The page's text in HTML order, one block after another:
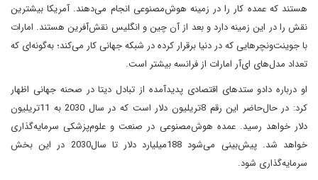
هستند که عمده کار را در زمینه هوش‌مصنوعی انجام می‌دهند. آمریکا بیشترین
نقش را در این زمینه دارد و بعد از آن چین و انگلیس نقش‌آفرین هستند. امارات
با جوینت‌ونچرهایی که در دنیا برقرار کرده در شبکه جهانی کار می‌کند؛ به‌گونه‌ای که
تعداد مدل‌های ‌ای‌آر امارات از فرانسه بیشتر است.
او درباره دادو ستدهای اقتصادی پدیدآمده از تبادل دیتا در صحنه جهانی اظهار
کرد: در حال‌حاضر این رقم 8‌تریلیون دلار است که در سال‌ 2030 به 11‌تریلیون
دلار خواهد رسید. عمده هوش‌مصنوعی در صنعت و علوم‌پزشکی سرمایه‌گذاری
خواهد شد. پیش‌بینی می‌شود 188‌میلیارد دلار تا سال‌2030 در این بخش
سرمایه‌گذاری شود.